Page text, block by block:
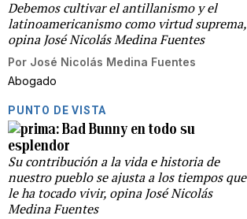
Debemos cultivar el antillanismo y el
latinoamericanismo como virtud suprema,
opina José Nicolás Medina Fuentes
Por José Nicolás Medina Fuentes
Abogado
PUNTO DE VISTA
Bad Bunny en todo su
esplendor
Su contribución a la vida e historia de
nuestro pueblo se ajusta a los tiempos que
le ha tocado vivir, opina José Nicolás
Medina Fuentes